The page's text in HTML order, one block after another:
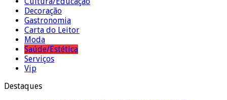
Decoração
Gastronomia
Carta do Leitor
Moda
Saúde/Estética
Serviços
Vip
Destaques